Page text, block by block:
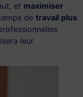
et maximiser
de travail plus
leur